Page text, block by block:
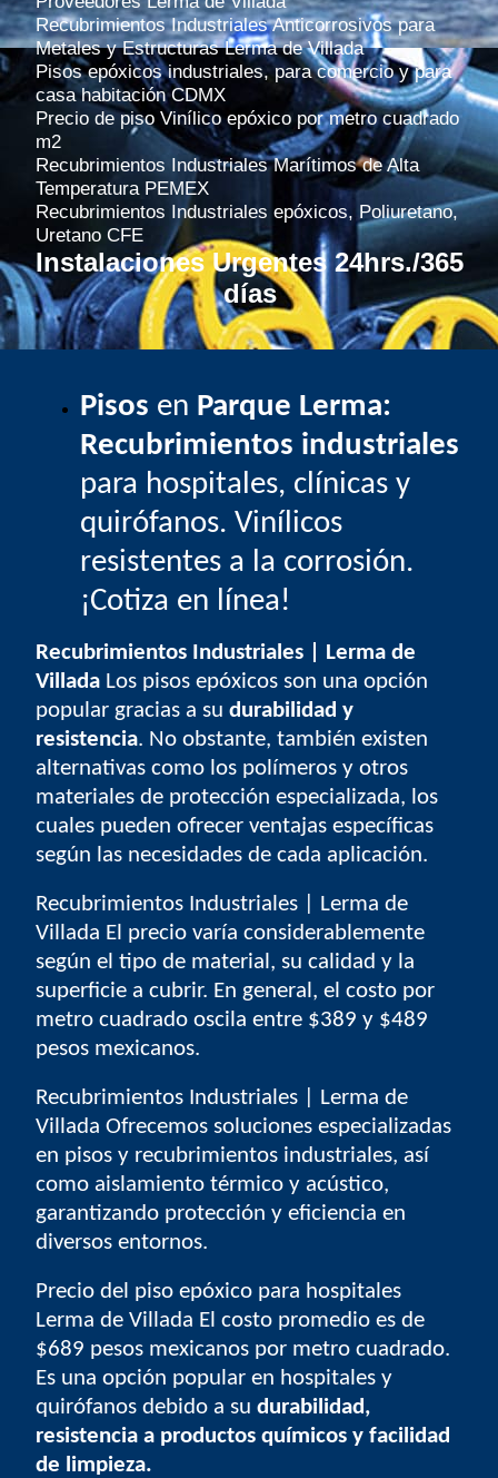
Recubrimientos Industriales Anticorrosivos para
Metales y Estructuras Lerma de Villada
Pisos epóxicos industriales, para comercio y para
casa habitación CDMX
Precio de piso Vinílico epóxico por metro cuadrado
m2
Recubrimientos Industriales Marítimos de Alta
Temperatura PEMEX
Recubrimientos Industriales epóxicos, Poliuretano,
Uretano CFE
Instalaciones Urgentes 24hrs./365
días
Pisos en Parque Lerma:
Recubrimientos industriales
para hospitales, clínicas y
quirófanos. Vinílicos
resistentes a la corrosión.
¡Cotiza en línea!
Recubrimientos Industriales | Lerma de
Villada Los pisos epóxicos son una opción
popular gracias a su durabilidad y
resistencia. No obstante, también existen
alternativas como los polímeros y otros
materiales de protección especializada, los
cuales pueden ofrecer ventajas específicas
según las necesidades de cada aplicación.
Recubrimientos Industriales | Lerma de
Villada El precio varía considerablemente
según el tipo de material, su calidad y la
superficie a cubrir. En general, el costo por
metro cuadrado oscila entre $389 y $489
pesos mexicanos.
Recubrimientos Industriales | Lerma de
Villada Ofrecemos soluciones especializadas
en pisos y recubrimientos industriales, así
como aislamiento térmico y acústico,
garantizando protección y eficiencia en
diversos entornos.
Precio del piso epóxico para hospitales
Lerma de Villada El costo promedio es de
$689 pesos mexicanos por metro cuadrado.
Es una opción popular en hospitales y
quirófanos debido a su durabilidad,
resistencia a productos químicos y facilidad
de limpieza.